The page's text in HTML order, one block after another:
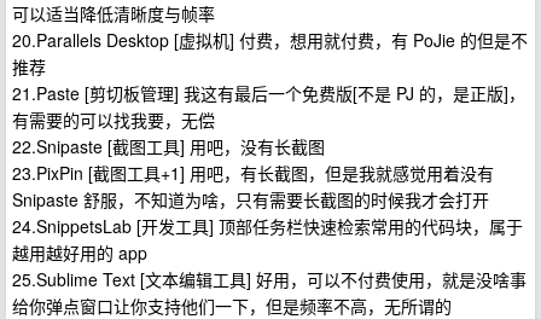
可以适当降低清晰度与帧率
20.Parallels Desktop [虚拟机] 付费，想用就付费，有 PoJie 的但是不
推荐
21.Paste [剪切板管理] 我这有最后一个免费版[不是 PJ 的，是正版]，
有需要的可以找我要，无偿
22.Snipaste [截图工具] 用吧，没有长截图
23.PixPin [截图工具+1] 用吧，有长截图，但是我就感觉用着没有
Snipaste 舒服，不知道为啥，只有需要长截图的时候我才会打开
24.SnippetsLab [开发工具] 顶部任务栏快速检索常用的代码块，属于
越用越好用的 app
25.Sublime Text [文本编辑工具] 好用，可以不付费使用，就是没啥事
给你弹点窗口让你支持他们一下，但是频率不高，无所谓的